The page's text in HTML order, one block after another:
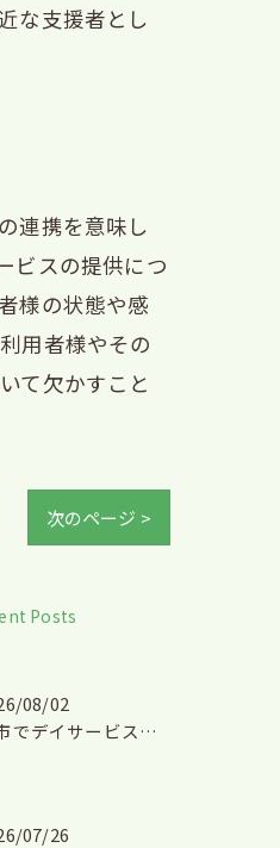
な支援者とし
連携を意味し
ビスの提供につ
様の状態や感
用者様やその
て欠かすこと
次のページ >
Posts
08/02
西宮市でデイサービスとグルメを両立できる兵庫県西宮市学文殿町の魅力
07/26